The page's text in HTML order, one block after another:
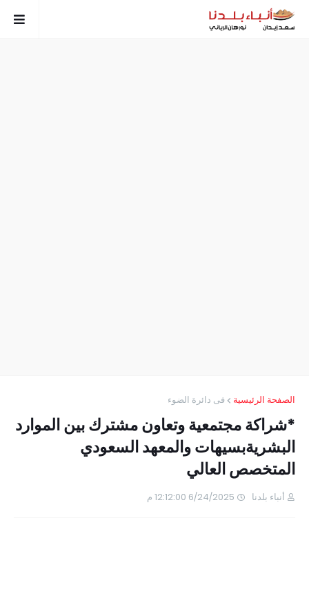
الصفحة الرئيسية فى دائرة الضوء
*شراكة مجتمعية وتعاون مشترك بين الموارد
البشريةبسيهات والمعهد السعودي
المتخصص العالي
أنباء بلدنا 6/24/2025 12:12:00 م